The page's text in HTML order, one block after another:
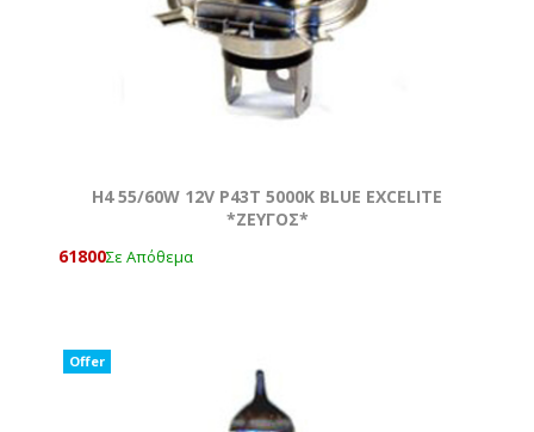
H4 55/60W 12V P43T 5000Κ BLUE EXCELITE
*ZEYΓOΣ*
61800Σε Απόθεμα
Offer